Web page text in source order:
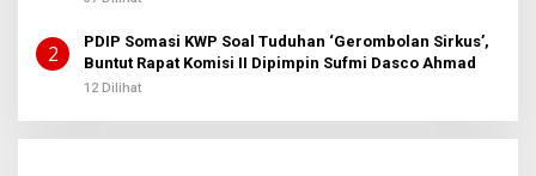
2
PDIP Somasi KWP Soal Tuduhan ‘Gerombolan Sirkus’,
Buntut Rapat Komisi II Dipimpin Sufmi Dasco Ahmad
12 Dilihat